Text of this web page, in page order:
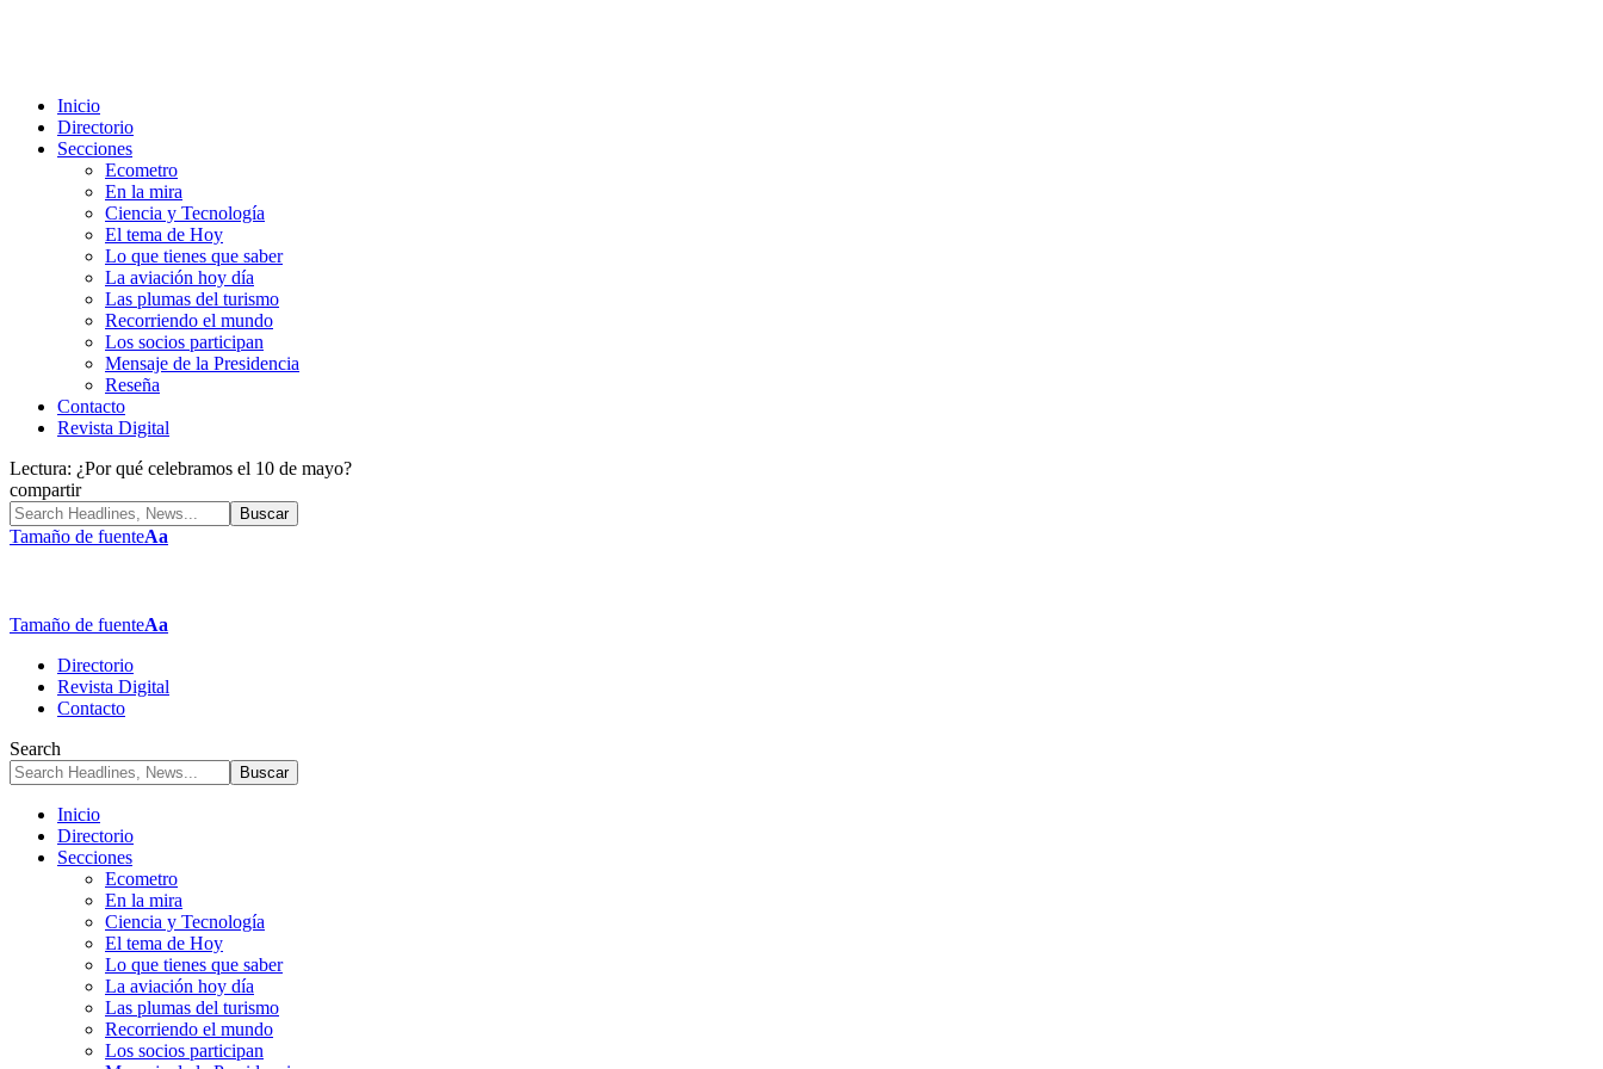
Inicio
Directorio
Secciones
Ecometro
En la mira
Ciencia y Tecnología
El tema de Hoy
Lo que tienes que saber
La aviación hoy día
Las plumas del turismo
Recorriendo el mundo
Los socios participan
Mensaje de la Presidencia
Reseña
Contacto
Revista Digital
Lectura: ¿Por qué celebramos el 10 de mayo?
compartir
Tamaño de fuenteAa
Tamaño de fuenteAa
Directorio
Revista Digital
Contacto
Search
Inicio
Directorio
Secciones
Ecometro
En la mira
Ciencia y Tecnología
El tema de Hoy
Lo que tienes que saber
La aviación hoy día
Las plumas del turismo
Recorriendo el mundo
Los socios participan